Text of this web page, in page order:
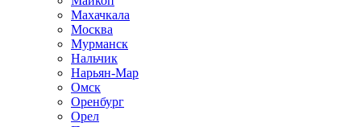
Махачкала
Москва
Мурманск
Нальчик
Нарьян-Мар
Омск
Оренбург
Орел